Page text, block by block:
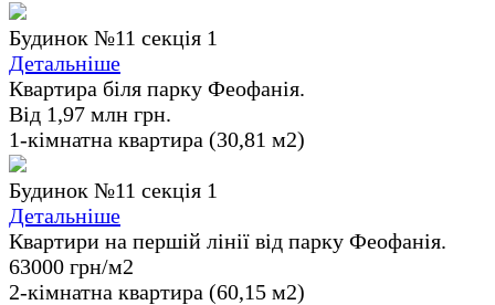
Будинок №11 секція 1
Детальніше
Квартира біля парку Феофанія.
Від 1,97 млн грн.
1-кімнатна квартира (30,81 м2)
Будинок №11 секція 1
Детальніше
Квартири на першій лінії від парку Феофанія.
63000 грн/м2
2-кімнатна квартира (60,15 м2)